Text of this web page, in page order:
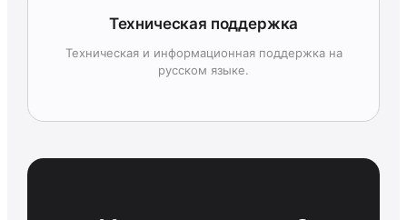
Техническая поддержка
Техническая и информационная поддержка на
русском языке.